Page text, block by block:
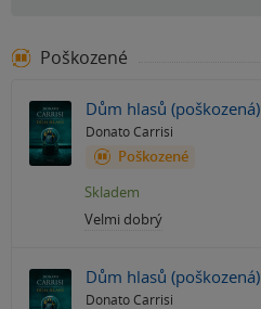
Poškozené
Dům hlasů (poškozená)
Donato Carrisi
Poškozené
Velmi dobrý
Skladem
Dům hlasů (poškozená)
Donato Carrisi